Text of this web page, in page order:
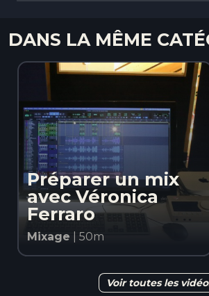
DANS LA MÊME
Préparer un mix
avec Véronica
Ferraro
Mixage | 50m
REGARDER
Voir toutes les